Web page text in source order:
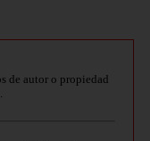
de autor o propiedad